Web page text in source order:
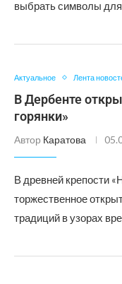
выбрать символы
Актуальное Лента
В Дербенте
горянки»
Автор Каратова
В древней крепости
торжественное
традиций в узорах